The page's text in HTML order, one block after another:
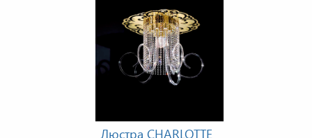
Люстра CHARLOTTE